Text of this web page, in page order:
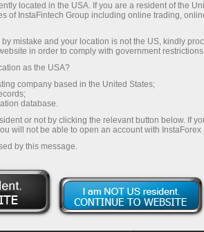
Analytics
your attention the daily updated
section, where you will find
leading experts in the foreign
up-to-date monitoring of
information.
เปิดบัญชีซื้อขาย
located in the USA. If you are a resident of the
of InstaFintech Group including online trading,
mistake and your location is not the US, kindly
in order to comply with government
as the USA?
company based in the United States;
database.
or not by clicking the relevant button below. If
will not be able to open an account with InstaForex
by this message.